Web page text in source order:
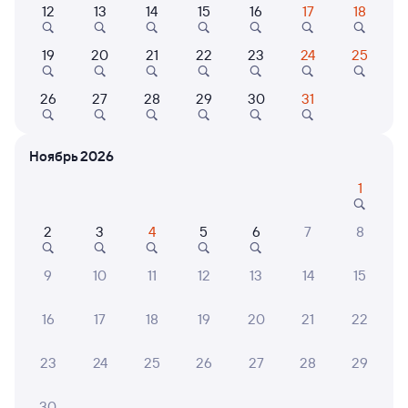
Найдём билет на поезд за вас
Искать билеты
Отели в Москве
12 13 14 15 16 17 18
19 20 21 22 23 24 25
26 27 28 29 30 31
Ноябрь 2026
1
2 3 4 5 6 7 8
9 10 11 12 13 14 15
16 17 18 19 20 21 22
23 24 25 26 27 28 29